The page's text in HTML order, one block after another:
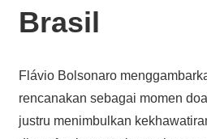
Brasil
Flávio Bolsonaro
rencanakan sebagai momen
justru menimbulkan